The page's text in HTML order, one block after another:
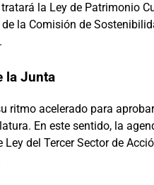
la Ley de Patrimonio
la Comisión de
la Junta
ritmo acelerado para
En este sentido, la
del Tercer Sector de